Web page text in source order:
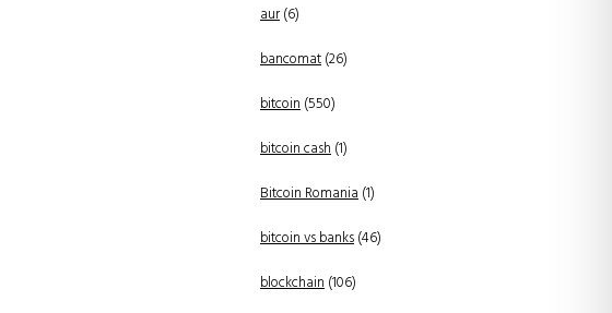
aur(6)
bancomat(26)
bitcoin(550)
bitcoin cash(1)
Bitcoin Romania(1)
bitcoin vs banks(46)
blockchain(106)